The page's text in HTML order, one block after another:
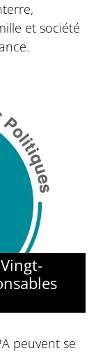
et société
peuvent se